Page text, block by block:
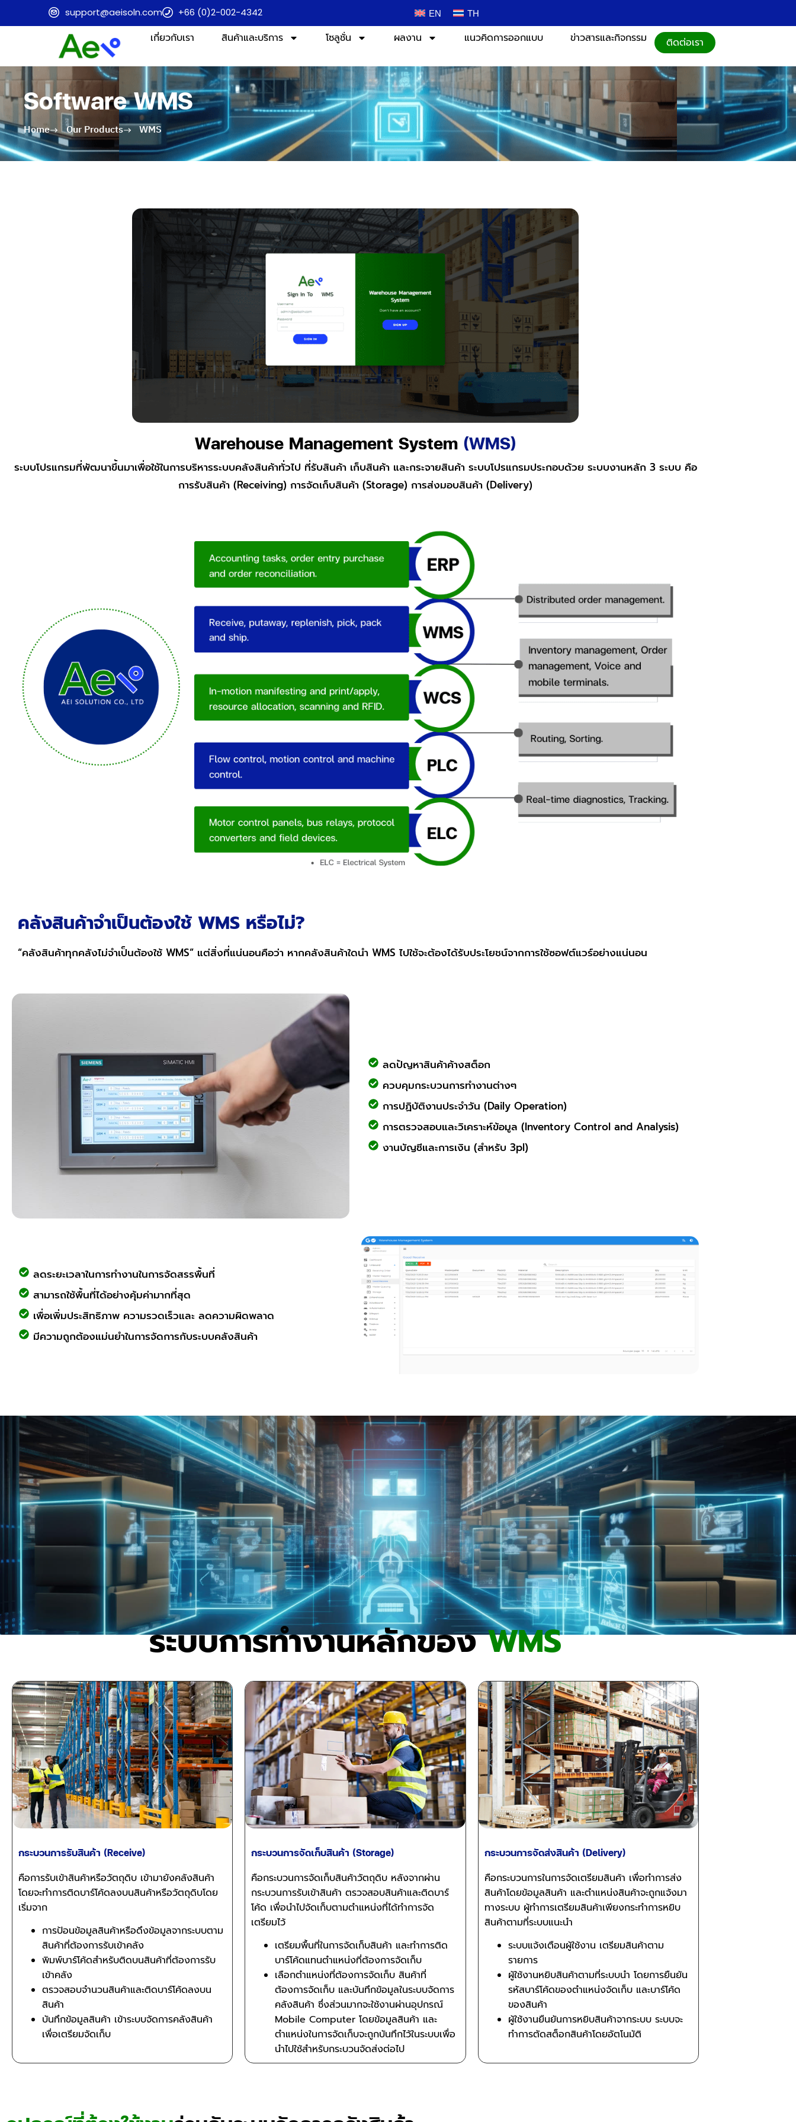
support@aeisoln.com +66 (0)2-002-4342 EN TH
เกี่ยวกับเรา สินค้าและบริการ โซลูชั่น ผลงาน แนวคิดการออกแบบ ข่าวสารและกิจกรรม ติดต่อเรา
Software WMS
Home Our Products WMS
Warehouse Management System(WMS)
ระบบโปรแกรมที่พัฒนาขึ้นมาเพื่อใช้ในการบริหารระบบคลังสินค้าทั่วไป ที่รับสินค้า เก็บสินค้า และกระจายสินค้า ระบบโปรแกรมประกอบด้วย ระบบงานหลัก 3 ระบบ คือ
การรับสินค้า (Receiving) การจัดเก็บสินค้า (Storage) การส่งมอบสินค้า (Delivery)
คลังสินค้าจำเป็นต้องใช้ WMS หรือไม่?
“คลังสินค้าทุกคลังไม่จำเป็นต้องใช้ WMS” แต่สิ่งที่แน่นอนคือว่า หากคลังสินค้าใดนำ WMS ไปใช้จะต้องได้รับประโยชน์จากการใช้ซอฟต์แวร์อย่างแน่นอน
ลดปัญหาสินค้าค้างสต็อก
ควบคุมกระบวนการทำงานต่างๆ
การปฏิบัติงานประจำวัน (Daily Operation)
การตรวจสอบและวิเคราะห์ข้อมูล (Inventory Control and Analysis)
งานบัญชีและการเงิน (สำหรับ 3pl)
ลดระยะเวลาในการทำงานในการจัดสรรพื้นที่
สามารถใช้พื้นที่ได้อย่างคุ้มค่ามากที่สุด
เพื่อเพิ่มประสิทธิภาพ ความรวดเร็วและ ลดความผิดพลาด
มีความถูกต้องแม่นยำในการจัดการกับระบบคลังสินค้า
ระบบการทำงานหลักของWMS
กระบวนการรับสินค้า (Receive)
คือการรับเข้าสินค้าหรือวัตถุดิบ เข้ามายังคลังสินค้า
โดยจะทำการติดบาร์โค้ดลงบนสินค้าหรือวัตถุดิบโดย
เริ่มจาก
การป้อนข้อมูลสินค้าหรือดึงข้อมูลจากระบบตาม
สินค้าที่ต้องการรับเข้าคลัง
พิมพ์บาร์โค้ดสำหรับติดบนสินค้าที่ต้องการรับ
เข้าคลัง
ตรวจสอบจำนวนสินค้าและติดบาร์โค้ดลงบน
สินค้า
บันทึกข้อมูลสินค้า เข้าระบบจัดการคลังสินค้า
เพื่อเตรียมจัดเก็บ
กระบวนการจัดเก็บสินค้า (Storage)
คือกระบวนการจัดเก็บสินค้าวัตถุดิบ หลังจากผ่าน
กระบวนการรับเข้าสินค้า ตรวจสอบสินค้าและติดบาร์
โค้ด เพื่อนำไปจัดเก็บตามตำแหน่งที่ได้ทำการจัด
เตรียมไว้
เตรียมพื้นที่ในการจัดเก็บสินค้า และทำการติด
บาร์โค้ดแทนตำแหน่งที่ต้องการจัดเก็บ
เลือกตำแหน่งที่ต้องการจัดเก็บ สินค้าที่
ต้องการจัดเก็บ และบันทึกข้อมูลในระบบจัดการ
คลังสินค้า ซึ่งส่วนมากจะใช้งานผ่านอุปกรณ์
Mobile Computer โดยข้อมูลสินค้า และ
ตำแหน่งในการจัดเก็บจะถูกบันทึกไว้ในระบบเพื่อ
นำไปใช้สำหรับกระบวนจัดส่งต่อไป
กระบวนการจัดส่งสินค้า (Delivery)
คือกระบวนการในการจัดเตรียมสินค้า เพื่อทำการส่ง
สินค้าโดยข้อมูลสินค้า และตำแหน่งสินค้าจะถูกแจ้งมา
ทางระบบ ผู้ทำการเตรียมสินค้าเพียงกระทำการหยิบ
สินค้าตามที่ระบบแนะนำ
ระบบแจ้งเตือนผู้ใช้งาน เตรียมสินค้าตาม
รายการ
ผู้ใช้งานหยิบสินค้าตามที่ระบบนำ โดยการยืนยัน
รหัสบาร์โค้ดของตำแหน่งจัดเก็บ และบาร์โค้ด
ของสินค้า
ผู้ใช้งานยืนยันการหยิบสินค้าจากระบบ ระบบจะ
ทำการตัดสต็อกสินค้าโดยอัตโนมัติ